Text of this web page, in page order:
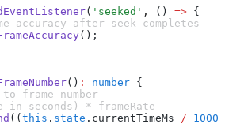
( 'seeked' , () => {
accuracy after seek completes
();
() : number {
frame number
in seconds) * frameRate
((this . state .currentTimeMs / 1000